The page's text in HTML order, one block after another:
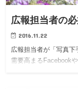
広報担当者の
2016.11.22
広報担当者が「写真下
需要高まるFacebook